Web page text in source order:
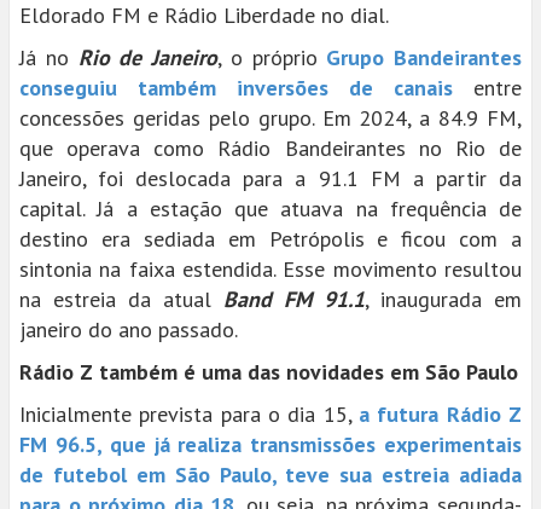
Eldorado FM e Rádio Liberdade no dial.
Já no Rio de Janeiro, o próprio Grupo Bandeirantes
conseguiu também inversões de canais entre
concessões geridas pelo grupo. Em 2024, a 84.9 FM,
que operava como Rádio Bandeirantes no Rio de
Janeiro, foi deslocada para a 91.1 FM a partir da
capital. Já a estação que atuava na frequência de
destino era sediada em Petrópolis e ficou com a
sintonia na faixa estendida. Esse movimento resultou
na estreia da atual Band FM 91.1, inaugurada em
janeiro do ano passado.
Rádio Z também é uma das novidades em São Paulo
Inicialmente prevista para o dia 15, a futura Rádio Z
FM 96.5, que já realiza transmissões experimentais
de futebol em São Paulo, teve sua estreia adiada